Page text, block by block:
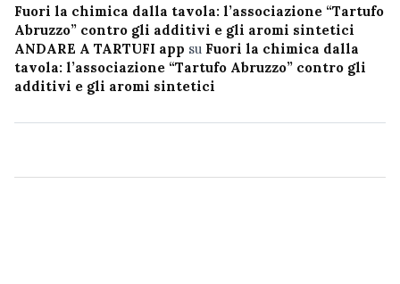
Fuori la chimica dalla tavola: l’associazione “Tartufo
Abruzzo” contro gli additivi e gli aromi sintetici
ANDARE A TARTUFI app su Fuori la chimica dalla
tavola: l’associazione “Tartufo Abruzzo” contro gli
additivi e gli aromi sintetici